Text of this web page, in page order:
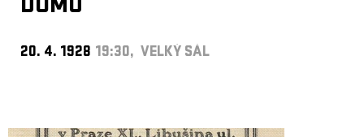
DOMU
20. 4. 1928 19:30, VELKÝ SÁL